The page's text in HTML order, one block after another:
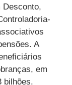
Desconto,
A
em
bilhões.